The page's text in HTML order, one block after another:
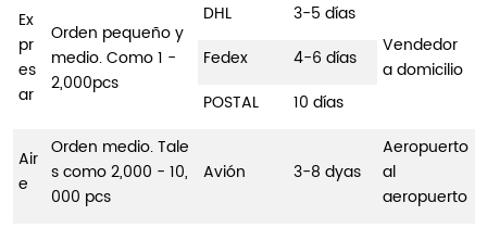
Ex
pr
es
ar
Orden pequeño y
medio. Como 1 -
2,000pcs
DHL
3-5 días
Vendedor
a domicilio
Fedex
4-6 días
POSTAL
10 días
Air
e
Orden medio. Tale
s como 2,000 - 10,
000 pcs
Avión 3-8 dyas
Aeropuerto
al
aeropuerto